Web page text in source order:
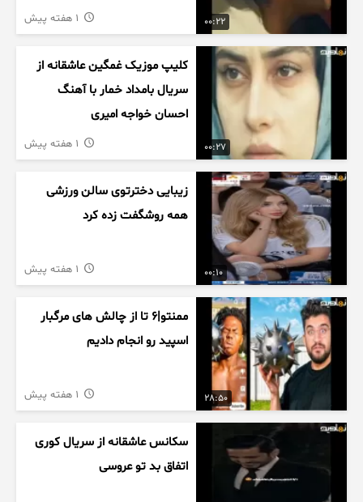
00:22
00:27
کلیپ موزیک غمگین عاشقانه از
سریال بامداد خمار با آهنگ
احسان خواجه امیری
00:10
زیبایی دخترتوی سالن ورزشی
همه روشگفت زده کرد
28:50
ممنتو|۶ تا از چالش های مرگبار
اسپید رو انجام دادیم
سکانس عاشقانه از سریال کوری
اتفاق بد تو عروسی